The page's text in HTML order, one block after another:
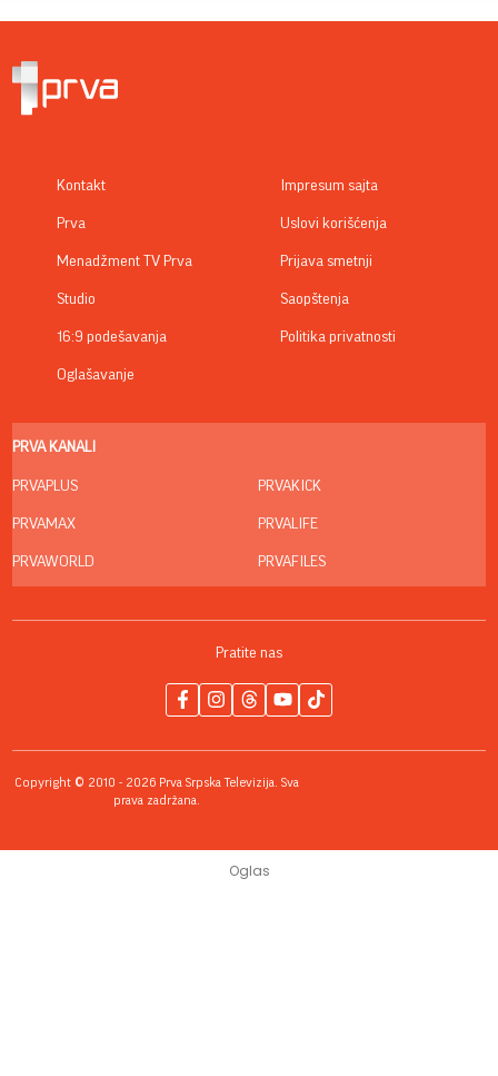
Kontakt
Prva
Menadžment TV Prva
Studio
16:9 podešavanja
Oglašavanje
Impresum sajta
Uslovi korišćenja
Prijava smetnji
Saopštenja
Politika privatnosti
PRVA KANALI
PRVAPLUS
PRVAMAX
PRVAWORLD
PRVAKICK
PRVALIFE
PRVAFILES
Pratite nas
Copyright © 2010 - 2026 Prva Srpska Televizija. Sva
prava zadržana.